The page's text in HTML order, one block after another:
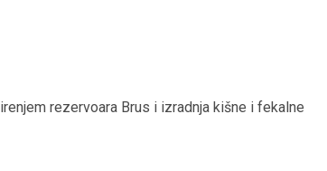
rezervoara Brus i izradnja kišne i fekalne